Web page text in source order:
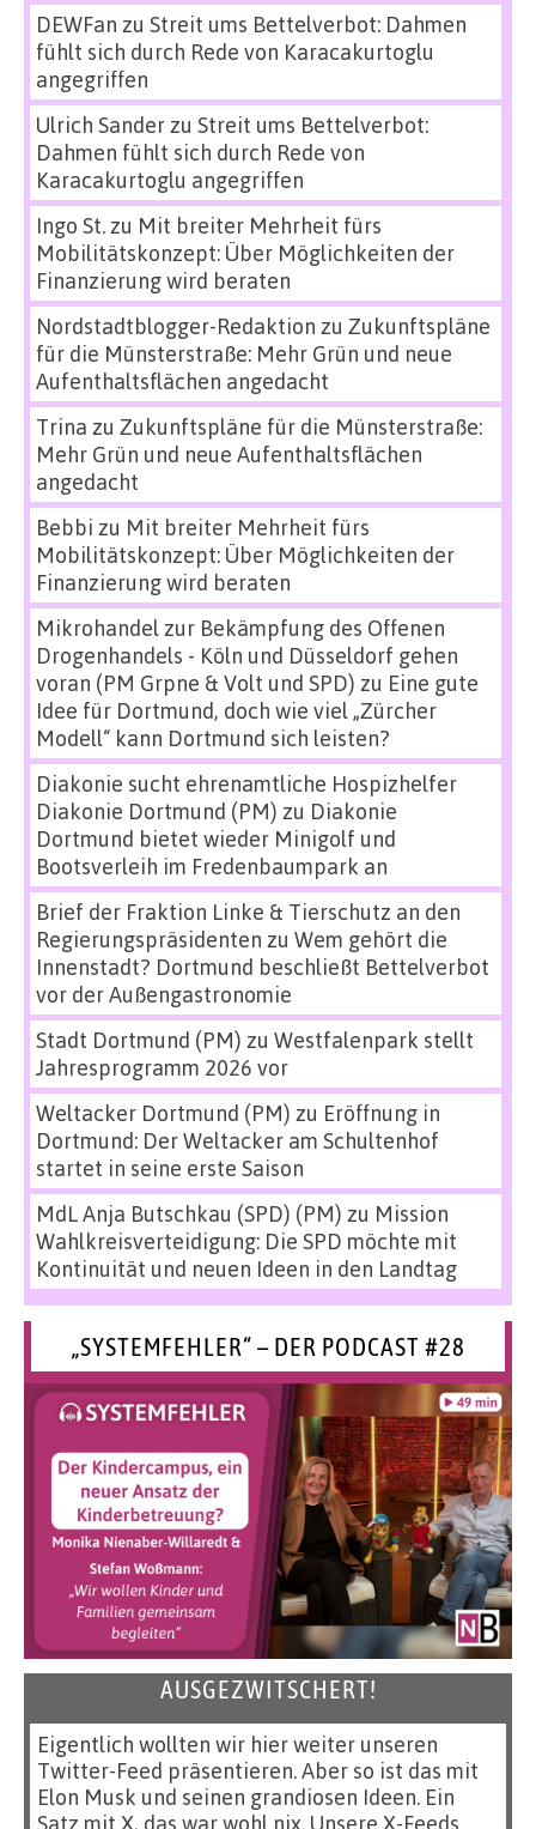
DEWFan zu Streit ums Bettelverbot: Dahmen
fühlt sich durch Rede von Karacakurtoglu
angegriffen
Ulrich Sanderzu Streit ums Bettelverbot:
Dahmen fühlt sich durch Rede von
Karacakurtoglu angegriffen
Ingo St.zu Mit breiter Mehrheit fürs
Mobilitätskonzept: Über Möglichkeiten der
Finanzierung wird beraten
Nordstadtblogger-Redaktion zu Zukunftspläne
für die Münsterstraße: Mehr Grün und neue
Aufenthaltsflächen angedacht
Trina zu Zukunftspläne für die Münsterstraße:
Mehr Grün und neue Aufenthaltsflächen
angedacht
Bebbi zu Mit breiter Mehrheit fürs
Mobilitätskonzept: Über Möglichkeiten der
Finanzierung wird beraten
Mikrohandel zur Bekämpfung des Offenen
Drogenhandels - Köln und Düsseldorf gehen
voran (PM Grpne & Volt und SPD) zu Eine gute
Idee für Dortmund, doch wie viel „Zürcher
Modell“ kann Dortmund sich leisten?
Diakonie sucht ehrenamtliche Hospizhelfer
Diakonie Dortmund (PM) zu Diakonie
Dortmund bietet wieder Minigolf und
Bootsverleih im Fredenbaumpark an
Brief der Fraktion Linke & Tierschutz an den
Regierungspräsidenten zu Wem gehört die
Innenstadt? Dortmund beschließt Bettelverbot
vor der Außengastronomie
Stadt Dortmund (PM) zu Westfalenpark stellt
Jahresprogramm 2026 vor
Weltacker Dortmund (PM) zu Eröffnung in
Dortmund: Der Weltacker am Schultenhof
startet in seine erste Saison
MdL Anja Butschkau (SPD) (PM) zu Mission
Wahlkreisverteidigung: Die SPD möchte mit
Kontinuität und neuen Ideen in den Landtag
„SYSTEMFEHLER“ – DER PODCAST #28
AUSGEZWITSCHERT!
Eigentlich wollten wir hier weiter unseren
Twitter-Feed präsentieren. Aber so ist das mit
Elon Musk und seinen grandiosen Ideen. Ein
Satz mit X, das war wohl nix. Unsere X-Feeds